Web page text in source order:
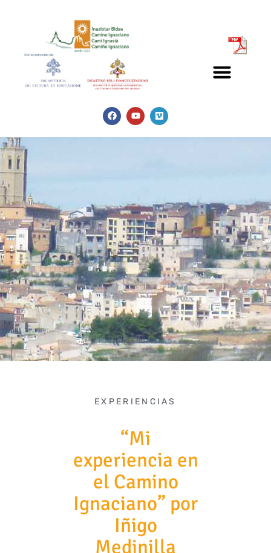
EXPERIENCIAS
“Mi
experiencia en
el Camino
Ignaciano” por
Iñigo
Medinilla